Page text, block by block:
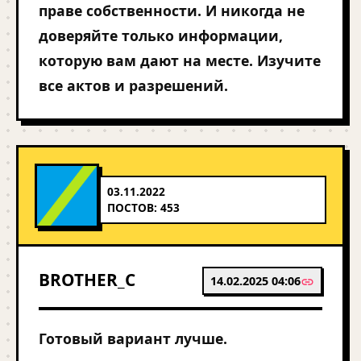
праве собственности. И никогда не
доверяйте только информации,
которую вам дают на месте. Изучите
все актов и разрешений.
03.11.2022
ПОСТОВ: 453
BROTHER_C 14.02.2025 04:06
Готовый вариант лучше.